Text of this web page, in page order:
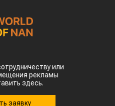
или
рекламы
здесь.
заявку